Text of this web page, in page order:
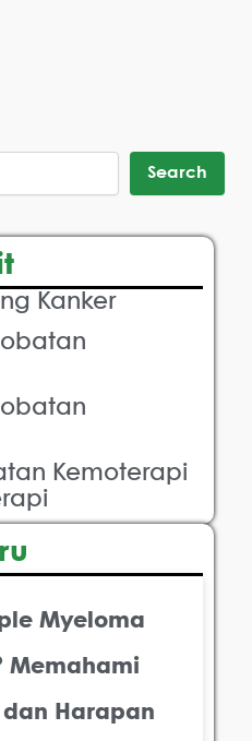
Search
Kanker
Kemoterapi
Myeloma
Memahami
dan Harapan